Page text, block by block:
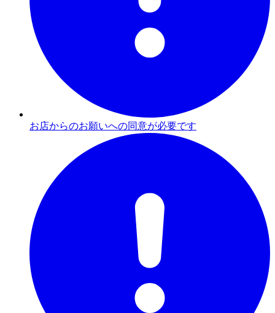
お店からのお願いへの同意が必要です